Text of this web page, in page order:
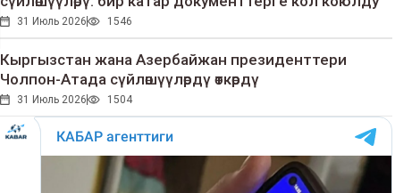
31 Июль 2026 1546
Кыргызстан жана Азербайжан президенттери
Чолпон-Атада сүйлөшүүлөрдү өткөрдү
31 Июль 2026 1504